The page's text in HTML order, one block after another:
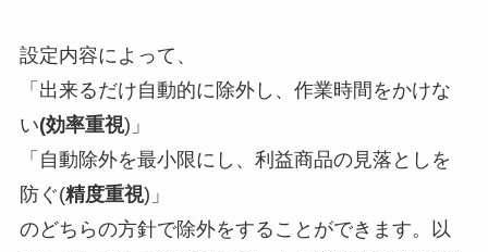
設定内容によって、
「出来るだけ自動的に除外し、作業時間をかけな
い(効率重視)」
「自動除外を最小限にし、利益商品の見落としを
防ぐ(精度重視)」
のどちらの方針で除外をすることができます。以